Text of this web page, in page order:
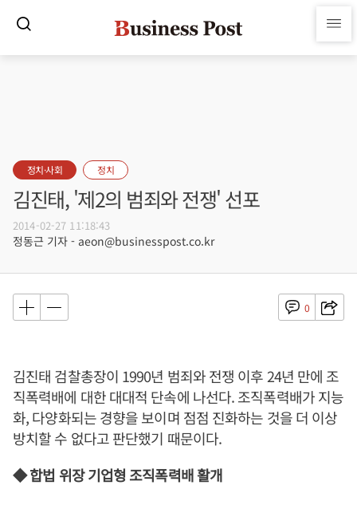
정치·사회 정치
김진태, '제2의 범죄와 전쟁' 선포
2014-02-27 11:18:43
정동근 기자 - aeon@businesspost.co.kr
0
김진태 검찰총장이 1990년 범죄와 전쟁 이후 24년 만에 조
직폭력배에 대한 대대적 단속에 나선다. 조직폭력배가 지능
화, 다양화되는 경향을 보이며 점점 진화하는 것을 더 이상
방치할 수 없다고 판단했기 때문이다.
◆ 합법 위장 기업형 조직폭력배 활개